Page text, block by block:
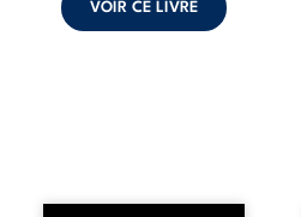
VOIR CE LIVRE